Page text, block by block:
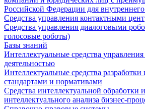
Российской Федерации для
Средства управления контактными
Средства управления диалоговыми
голосовые роботы)
Базы знаний
Интеллектуальные средства
деятельностью
Интеллектуальные средства
стандартами и нормативами
Средства интеллектуальной обработки
интеллектуального анализа бизнес-